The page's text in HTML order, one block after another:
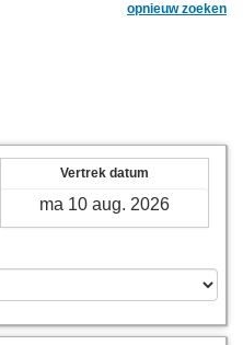
opnieuw zoeken
Vertrek datum